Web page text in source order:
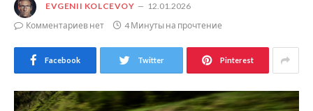
EVGENII KOLCEVOY
12.01.2026
Комментариев нет
4 Минуты на прочтение
Facebook Twitter Pinterest